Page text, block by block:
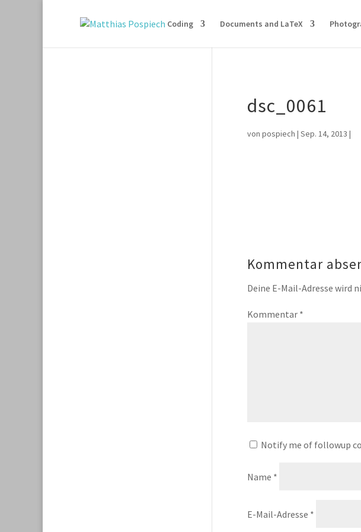
Coding Documents and LaTeX
dsc_0061
von pospiech | Sep. 14, 2013 |
Kommentar
Deine E-Mail-Adresse wird
Kommentar *
Notify me of followup
Name *
E-Mail-Adresse *